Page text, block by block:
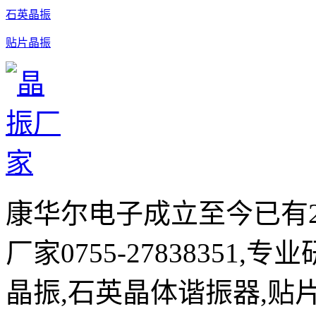
石英晶振
贴片晶振
康华尔电子成立至今已
厂家0755-27838351,专
晶振,石英晶体谐振器,贴